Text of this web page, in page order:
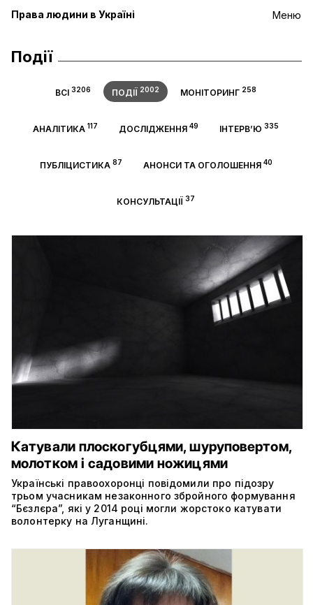
Меню
Права людини в Україні
Події
ВСІ 3206 ПОДІЇ 2002 МОНІТОРИНГ 258
АНАЛІТИКА 117 ДОСЛІДЖЕННЯ 49 ІНТЕРВ’Ю 335
ПУБЛІЦИСТИКА 87 АНОНСИ ТА ОГОЛОШЕННЯ40
КОНСУЛЬТАЦІЇ 37
Катували плоскогубцями, шуруповертом,
молотком і садовими ножицями
Українські правоохоронці повідомили про підозру
трьом учасникам незаконного збройного формування
“Бєзлєра”, які у 2014 році могли жорстоко катувати
волонтерку на Луганщині.